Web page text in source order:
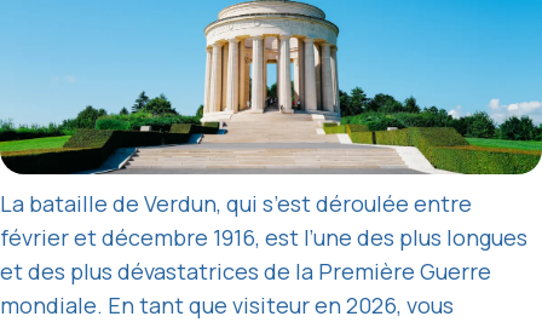
La bataille de Verdun, qui s’est déroulée entre
février et décembre 1916, est l’une des plus longues
et des plus dévastatrices de la Première Guerre
mondiale. En tant que visiteur en 2026, vous